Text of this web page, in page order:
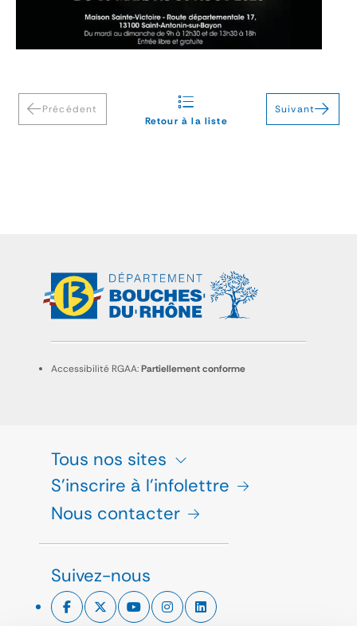
Précédent
Retour à la liste
Suivant
Accessibilité RGAA:Partiellement conforme
Tous nos sites
S'inscrire à l'infolettre
Nous contacter
Suivez-nous